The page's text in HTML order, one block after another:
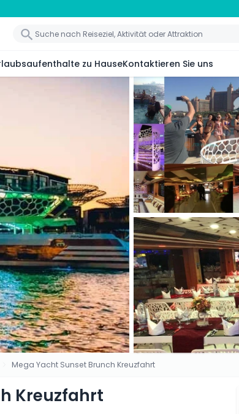
zu HauseKontaktieren Sie uns
Mega Yacht Sunset Brunch Kreuzfahrt
Kreuzfahrt